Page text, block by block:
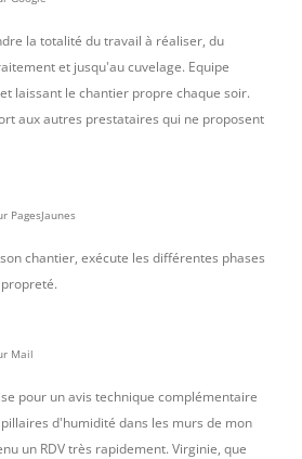
la totalité du travail à réaliser, du
et jusqu'au cuvelage. Equipe
laissant le chantier propre chaque soir.
aux autres prestataires qui ne proposent
PagesJaunes
chantier, exécute les différentes phases
Mail
pour un avis technique complémentaire
d'humidité dans les murs de mon
un RDV très rapidement. Virginie, que